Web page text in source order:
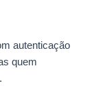
autenticação
quem